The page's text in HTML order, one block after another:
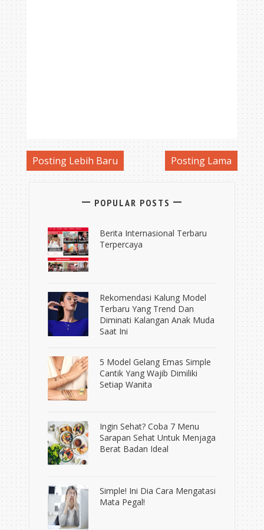
Posting Lebih Baru Posting Lama
POPULAR POSTS
Berita Internasional Terbaru
Terpercaya
Rekomendasi Kalung Model
Terbaru Yang Trend Dan
Diminati Kalangan Anak Muda
Saat Ini
5 Model Gelang Emas Simple
Cantik Yang Wajib Dimiliki
Setiap Wanita
Ingin Sehat? Coba 7 Menu
Sarapan Sehat Untuk Menjaga
Berat Badan Ideal
Simple! Ini Dia Cara Mengatasi
Mata Pegal!